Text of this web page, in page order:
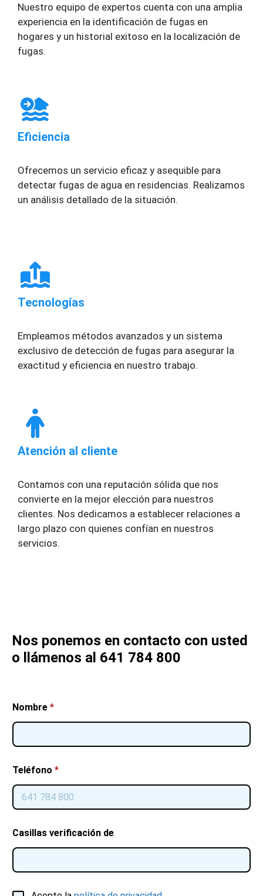
Nuestro equipo de expertos cuenta con una amplia
experiencia en la identificación de fugas en
hogares y un historial exitoso en la localización de
fugas.
Eficiencia
Ofrecemos un servicio eficaz y asequible para
detectar fugas de agua en residencias. Realizamos
un análisis detallado de la situación.
Tecnologías
Empleamos métodos avanzados y un sistema
exclusivo de detección de fugas para asegurar la
exactitud y eficiencia en nuestro trabajo.
Atención al cliente
Contamos con una reputación sólida que nos
convierte en la mejor elección para nuestros
clientes. Nos dedicamos a establecer relaciones a
largo plazo con quienes confían en nuestros
servicios.
Nos ponemos en contacto con usted
o llámenos al 641 784 800
Nombre *
Teléfono *
Casillas verificación de